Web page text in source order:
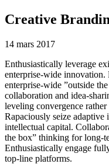
Creative
14 mars 2017
Enthusiastically leverage
enterprise-wide innovation.
enterprise-wide ”outside
collaboration and idea-
leveling convergence
Rapaciously seize adaptive
intellectual capital.
the box” thinking for long-
Enthusiastically engage
top-line platforms.